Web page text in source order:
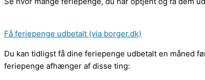
Få feriepenge udbetalt (via borger.dk)
Du kan tidligst få dine feriepenge udbetalt en måned
feriepenge afhænger af disse ting: